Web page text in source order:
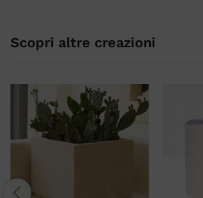
Scopri altre creazioni